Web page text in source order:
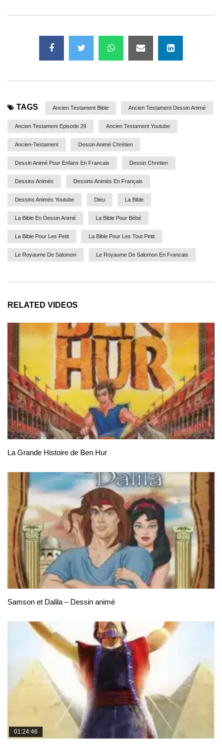
TAGS Ancien Testament Bible Ancien Testament Dessin Animé
Ancien Testament Episode 29 Ancien Testament Youtube
Ancien-Testament Dessin Animé Chrétien
Dessin Animé Pour Enfans En Francais Dessin Chretien
Dessins Animés Dessins Animés En Français
Dessins Animés Youtube Dieu La Bible
La Bible En Dessin Animé La Bible Pour Bébé
La Bible Pour Les Petit La Bible Pour Les Tout Petit
Le Royaume De Salomon Le Royaume De Salomon En Francais
RELATED VIDEOS
La Grande Histoire de Ben Hur
Samson et Dalila – Dessin animé
01:24:46